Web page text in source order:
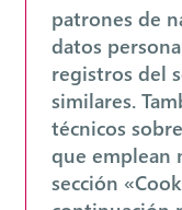
patrones de
datos
registros del
similares.
técnicos
que emplean
sección